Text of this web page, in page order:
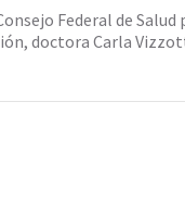
Federal de
doctora Carla